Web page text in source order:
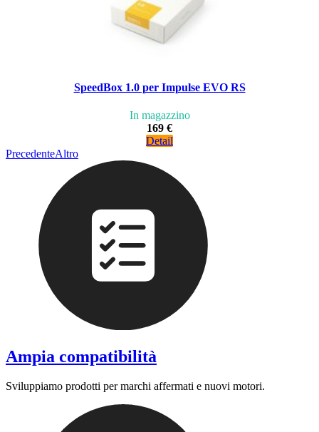
SpeedBox 1.0 per Impulse EVO RS
In magazzino
169 €
Detail
PrecedenteAltro
Ampia compatibilità
Sviluppiamo prodotti per marchi affermati e nuovi motori.